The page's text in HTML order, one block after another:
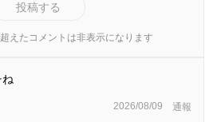
投稿する
えたコメントは非表示になります
ね
2026/08/09 通報